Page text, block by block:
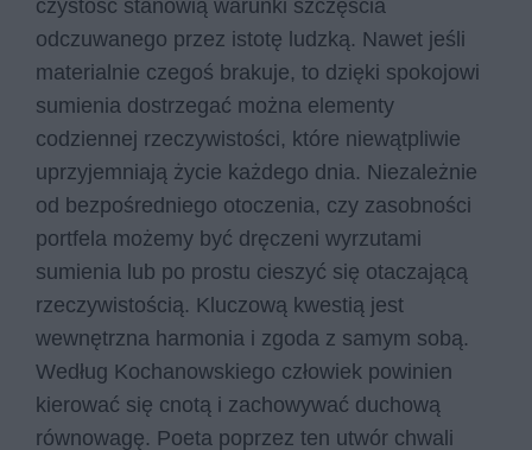
czystość stanowią warunki szczęścia
odczuwanego przez istotę ludzką. Nawet jeśli
materialnie czegoś brakuje, to dzięki spokojowi
sumienia dostrzegać można elementy
codziennej rzeczywistości, które niewątpliwie
uprzyjemniają życie każdego dnia. Niezależnie
od bezpośredniego otoczenia, czy zasobności
portfela możemy być dręczeni wyrzutami
sumienia lub po prostu cieszyć się otaczającą
rzeczywistością. Kluczową kwestią jest
wewnętrzna harmonia i zgoda z samym sobą.
Według Kochanowskiego człowiek powinien
kierować się cnotą i zachowywać duchową
równowagę. Poeta poprzez ten utwór chwali